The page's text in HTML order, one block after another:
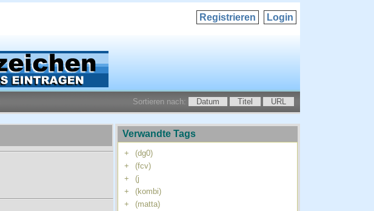
Login
Registrieren
Sortieren nach: Datum Titel URL
Verwandte Tags
+
(dg0)
+
(fcv)
+
(j
+
(kombi)
+
(matta)